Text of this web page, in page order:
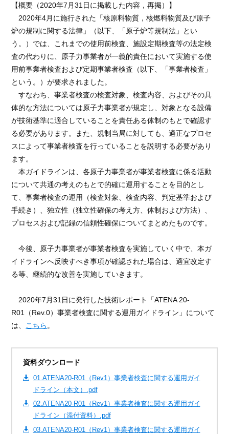
【概要（2020年7月31日に掲載した内容，再掲）】
2020年4月に施行された「核原料物質，核燃料物質及び原子
炉の規制に関する法律」（以下、「原子炉等規制法」とい
う。）では、これまでの使用前検査、施設定期検査等の法定検
査の代わりに、原子力事業者が一義的責任において実施する使
用前事業者検査および定期事業者検査（以下、「事業者検査」
という。）が要求されました。
すなわち、事業者検査の検査対象、検査内容、およびその具
体的な方法については原子力事業者が規定し、対象となる設備
が技術基準に適合していることを責任ある体制のもとで確認す
る必要があります。また、規制当局に対しても、適正なプロセ
スによって事業者検査を行っていることを説明する必要があり
ます。
本ガイドラインは、各原子力事業者が事業者検査に係る活動
について共通の考えのもとで的確に運用することを目的とし
て、事業者検査の運用（検査対象、検査内容、判定基準および
手続き）、独立性（独立性確保の考え方、体制および方法）、
プロセスおよび記録の信頼性確保についてまとめたものです。
今後、原子力事業者が事業者検査を実施していく中で、本ガ
イドラインへ反映すべき事項が確認された場合は、適宜改定す
る等、継続的な改善を実施していきます。
2020年7月31日に発行した技術レポート「ATENA 20-
R01（Rev.0）事業者検査に関する運用ガイドライン」について
は、 こちら。
資料ダウンロード
01.ATENA20-R01（Rev1）事業者検査に関する運用ガイ
ドライン（本文）.pdf
02.ATENA20-R01（Rev1）事業者検査に関する運用ガイ
ドライン（添付資料）.pdf
03.ATENA20-R01（Rev1）事業者検査に関する運用ガイ